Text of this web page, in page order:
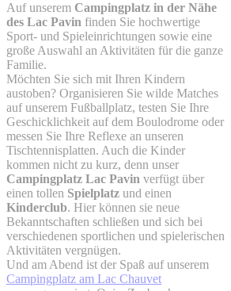
Auf unserem Campingplatz in der Nähe
des Lac Pavin finden Sie hochwertige
Sport- und Spieleinrichtungen sowie eine
große Auswahl an Aktivitäten für die ganze
Familie.
Möchten Sie sich mit Ihren Kindern
austoben? Organisieren Sie wilde Matches
auf unserem Fußballplatz, testen Sie Ihre
Geschicklichkeit auf dem Boulodrome oder
messen Sie Ihre Reflexe an unseren
Tischtennisplatten. Auch die Kinder
kommen nicht zu kurz, denn unser
Campingplatz Lac Pavin verfügt über
einen tollen Spielplatz und einen
Kinderclub. Hier können sie neue
Bekanntschaften schließen und sich bei
verschiedenen sportlichen und spielerischen
Aktivitäten vergnügen.
Und am Abend ist der Spaß auf unserem
Campingplatz am Lac Chauvet